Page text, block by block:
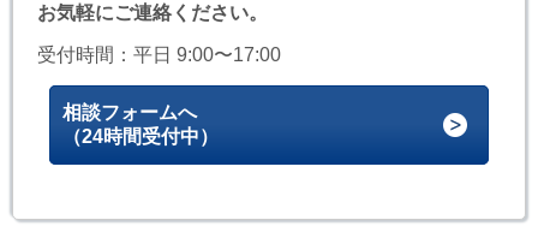
お気軽にご連絡ください。
受付時間：平日 9:00〜17:00
相談フォームへ
（24時間受付中）